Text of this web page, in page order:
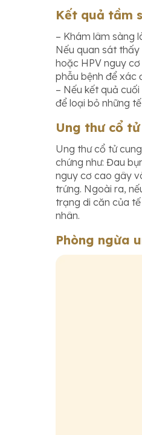
Kết quả tầm
– Khám lâm sàng
Nếu quan sát
hoặc HPV nguy
phẫu bệnh để xác
– Nếu kết quả
để loại bỏ những
Ung thư cổ
Ung thư cổ tử
chứng như: Đau
nguy cơ cao gây
trứng. Ngoài ra,
trạng di căn của
nhân.
Phòng ngừa